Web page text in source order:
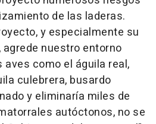
de las laderas.
y especialmente su
nuestro entorno
como el águila real,
culebrera, busardo
y eliminaría miles de
autóctonos, no se